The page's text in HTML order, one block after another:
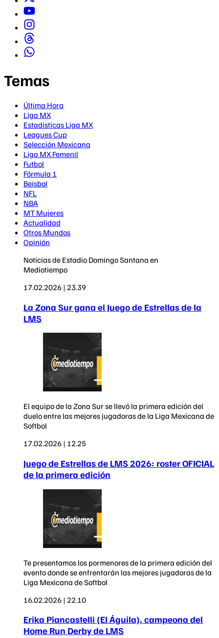
Temas
Última Hora
Liga MX
Estadísticas Liga MX
Leagues Cup
Selección Mexicana
Liga MX Femenil
Futbol
Fórmula 1
Beisbol
NFL
NBA
MT Mujeres
Actualidad
Otros Mundos
Opinión
Noticias de Estadio Domingo Santana en
Mediotiempo
17.02.2026 | 23.39
La Zona Sur gana el Juego de Estrellas de la
LMS
El equipo de la Zona Sur se llevó la primera edición del
duelo entre las mejores jugadoras de la Liga Mexicana de
Softbol
17.02.2026 | 12.25
Juego de Estrellas de LMS 2026: roster OFICIAL
de la primera edición
Te presentamos los pormenores de la primera edición del
evento donde se enfrentarán las mejores jugadoras de la
Liga Mexicana de Softbol
16.02.2026 | 22.10
Erika Piancastelli (El Águila), campeona del
Home Run Derby de LMS